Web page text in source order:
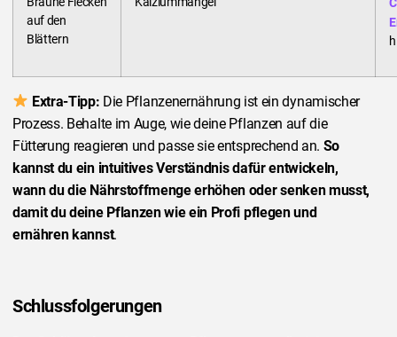
auf den
Blättern
Extra-Tipp: Die Pflanzenernährung ist ein dynamischer
Prozess. Behalte im Auge, wie deine Pflanzen auf die
Fütterung reagieren und passe sie entsprechend an. So
kannst du ein intuitives Verständnis dafür entwickeln,
wann du die Nährstoffmenge erhöhen oder senken musst,
damit du deine Pflanzen wie ein Profi pflegen und
ernähren kannst.
Schlussfolgerungen